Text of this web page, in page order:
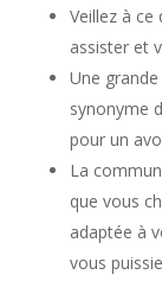
Veillez à ce
assister et
Une
synonyme
pour un
La
que vous
adaptée à
vous